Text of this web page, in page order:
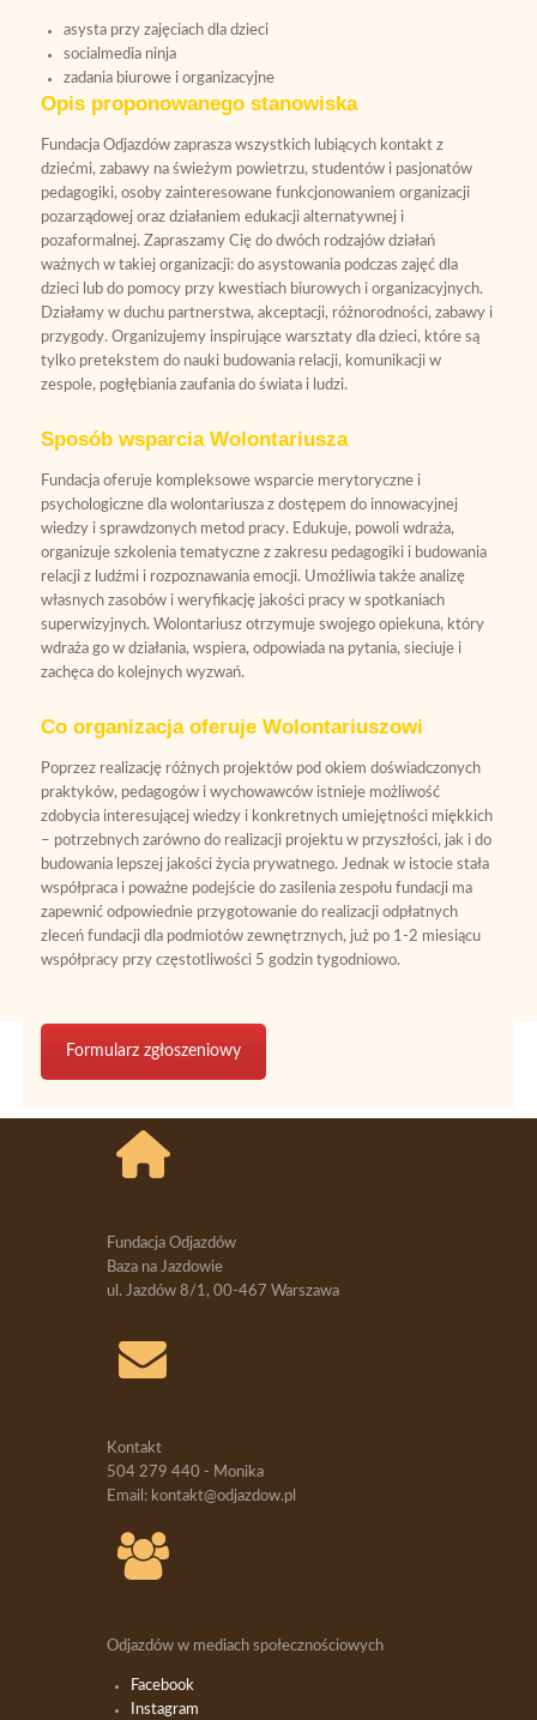
asysta przy zajęciach dla dzieci
socialmedia ninja
zadania biurowe i organizacyjne
Opis proponowanego stanowiska
Fundacja Odjazdów zaprasza wszystkich lubiących kontakt z
dziećmi, zabawy na świeżym powietrzu, studentów i pasjonatów
pedagogiki, osoby zainteresowane funkcjonowaniem organizacji
pozarządowej oraz działaniem edukacji alternatywnej i
pozaformalnej. Zapraszamy Cię do dwóch rodzajów działań
ważnych w takiej organizacji: do asystowania podczas zajęć dla
dzieci lub do pomocy przy kwestiach biurowych i organizacyjnych.
Działamy w duchu partnerstwa, akceptacji, różnorodności, zabawy i
przygody. Organizujemy inspirujące warsztaty dla dzieci, które są
tylko pretekstem do nauki budowania relacji, komunikacji w
zespole, pogłębiania zaufania do świata i ludzi.
Sposób wsparcia Wolontariusza
Fundacja oferuje kompleksowe wsparcie merytoryczne i
psychologiczne dla wolontariusza z dostępem do innowacyjnej
wiedzy i sprawdzonych metod pracy. Edukuje, powoli wdraża,
organizuje szkolenia tematyczne z zakresu pedagogiki i budowania
relacji z ludźmi i rozpoznawania emocji. Umożliwia także analizę
własnych zasobów i weryfikację jakości pracy w spotkaniach
superwizyjnych. Wolontariusz otrzymuje swojego opiekuna, który
wdraża go w działania, wspiera, odpowiada na pytania, sieciuje i
zachęca do kolejnych wyzwań.
Co organizacja oferuje Wolontariuszowi
Poprzez realizację różnych projektów pod okiem doświadczonych
praktyków, pedagogów i wychowawców istnieje możliwość
zdobycia interesującej wiedzy i konkretnych umiejętności miękkich
– potrzebnych zarówno do realizacji projektu w przyszłości, jak i do
budowania lepszej jakości życia prywatnego. Jednak w istocie stała
współpraca i poważne podejście do zasilenia zespołu fundacji ma
zapewnić odpowiednie przygotowanie do realizacji odpłatnych
zleceń fundacji dla podmiotów zewnętrznych, już po 1-2 miesiącu
współpracy przy częstotliwości 5 godzin tygodniowo.
Formularz zgłoszeniowy
Fundacja Odjazdów
Baza na Jazdowie
ul. Jazdów 8/1, 00-467 Warszawa
Kontakt
504 279 440 - Monika
Email: kontakt@odjazdow.pl
Odjazdów w mediach społecznościowych
Facebook
Instagram